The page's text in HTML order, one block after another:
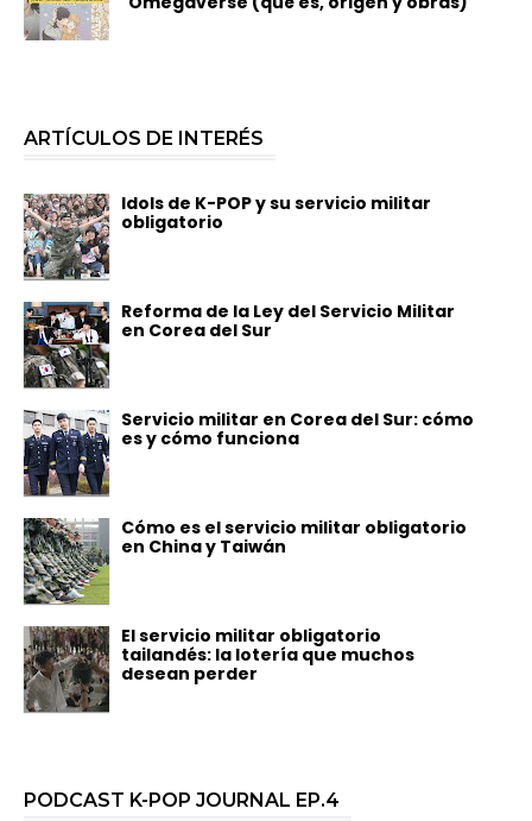
ARTÍCULOS DE INTERÉS
Idols de K-POP y su servicio militar
obligatorio
Reforma de la Ley del Servicio Militar
en Corea del Sur
Servicio militar en Corea del Sur: cómo
es y cómo funciona
Cómo es el servicio militar obligatorio
en China y Taiwán
El servicio militar obligatorio
tailandés: la lotería que muchos
desean perder
PODCAST K-POP JOURNAL EP.4